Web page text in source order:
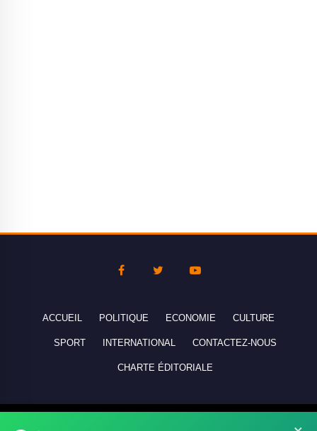
ACCUEIL POLITIQUE ECONOMIE CULTURE
SPORT INTERNATIONAL CONTACTEZ-NOUS
CHARTE ÉDITORIALE